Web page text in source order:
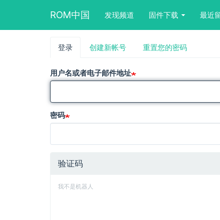
ROM中国
Main
navigation
发现频道 固件下载 最近
User
account
menu
Search
form
block
主
标
登录
标
签）
创建新帐号 重置您的密码
用户名或者电子邮件地址
密码
验证码
我不是机器人